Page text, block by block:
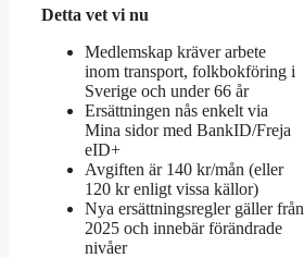
Detta vet vi nu
Medlemskap kräver arbete
inom transport, folkbokföring i
Sverige och under 66 år
Ersättningen nås enkelt via
Mina sidor med BankID/Freja
eID+
Avgiften är 140 kr/mån (eller
120 kr enligt vissa källor)
Nya ersättningsregler gäller från
2025 och innebär förändrade
nivåer